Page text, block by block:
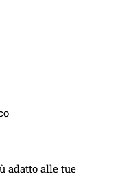
adatto alle tue